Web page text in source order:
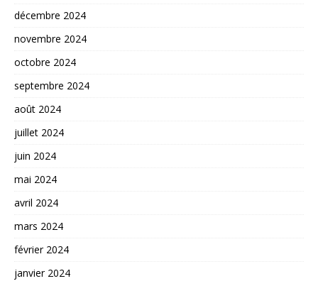
décembre 2024
novembre 2024
octobre 2024
septembre 2024
août 2024
juillet 2024
juin 2024
mai 2024
avril 2024
mars 2024
février 2024
janvier 2024